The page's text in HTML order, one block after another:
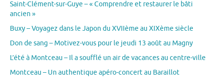
Saint-Clément-sur-Guye – « Comprendre et restaurer le bâti
ancien »
Buxy – Voyagez dans le Japon du XVIIème au XIXème siècle
Don de sang – Motivez-vous pour le jeudi 13 août au Magny
L’été à Montceau – Il a soufflé un air de vacances au centre-ville
Montceau – Un authentique apéro-concert au Baraillot